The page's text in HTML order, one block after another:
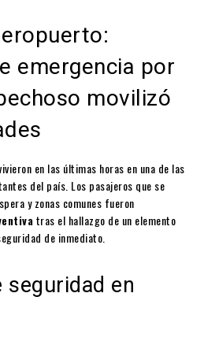
emergencia por
movilizó
en las últimas horas en una de las
del país. Los pasajeros que se
y zonas comunes fueron
tras el hallazgo de un elemento
de inmediato.
seguridad en